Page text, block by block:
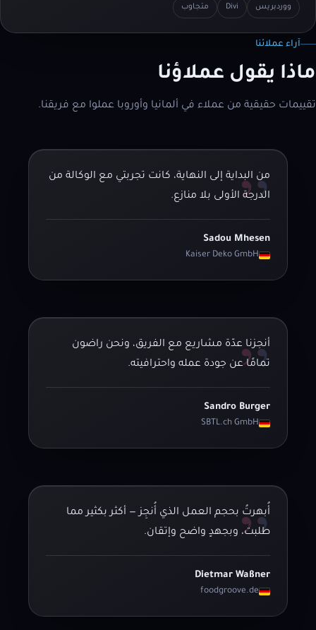
ووردبريس Divi متجاوب
آراء عملائنا
ماذا يقول عملاؤنا
تقييمات حقيقية من عملاء في ألمانيا وأوروبا عملوا مع فريقنا.
”
من البداية إلى النهاية، كانت تجربتي مع الوكالة من
الدرجة الأولى بلا منازع.
Sadou Mhesen
Kaiser Deko GmbH
”
أنجزنا عدّة مشاريع مع الفريق، ونحن راضون
تمامًا عن جودة عمله واحترافيته.
Sandro Burger
SBTL.ch GmbH
”
أُبهرتُ بحجم العمل الذي أُنجِز — أكثر بكثير مما
طلبت، وبجهدٍ واضح وإتقان.
Dietmar Waßner
foodgroove.de